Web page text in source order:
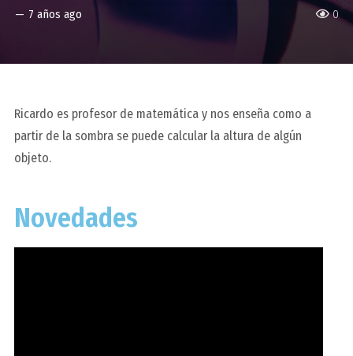
0
— 7 años ago
Ricardo es profesor de matemática y nos enseña como a
partir de la sombra se puede calcular la altura de algún
objeto.
Novedades